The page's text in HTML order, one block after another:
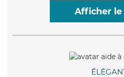
Afficher le